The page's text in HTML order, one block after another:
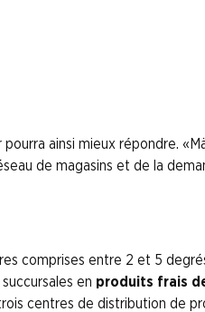
ainsi mieux répondre.
de magasins et de la
comprises entre 2 et 5
en produits frais
centres de distribution de